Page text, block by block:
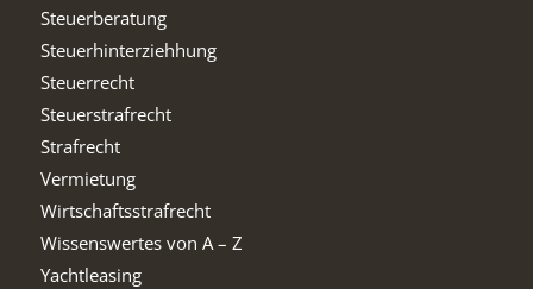
Steuerberatung
Steuerhinterziehhung
Steuerrecht
Steuerstrafrecht
Strafrecht
Vermietung
Wirtschaftsstrafrecht
Wissenswertes von A – Z
Yachtleasing